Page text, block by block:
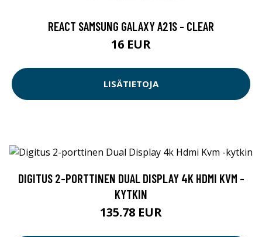
REACT SAMSUNG GALAXY A21S - CLEAR
16 EUR
LISÄTIETOJA
DIGITUS 2-PORTTINEN DUAL DISPLAY 4K HDMI KVM -
KYTKIN
135.78 EUR